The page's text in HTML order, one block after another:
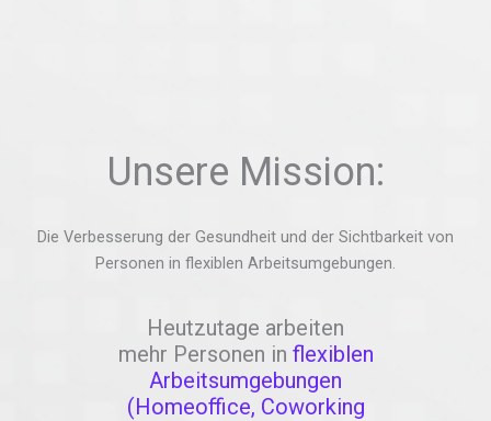
Unsere Mission:
Die Verbesserung der Gesundheit und der Sichtbarkeit von
Personen in flexiblen Arbeitsumgebungen.
Heutzutage arbeiten
mehr Personen in flexiblen
Arbeitsumgebungen
(Homeoffice, Coworking